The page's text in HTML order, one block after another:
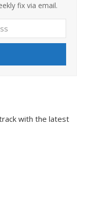
fix via email.
with the latest